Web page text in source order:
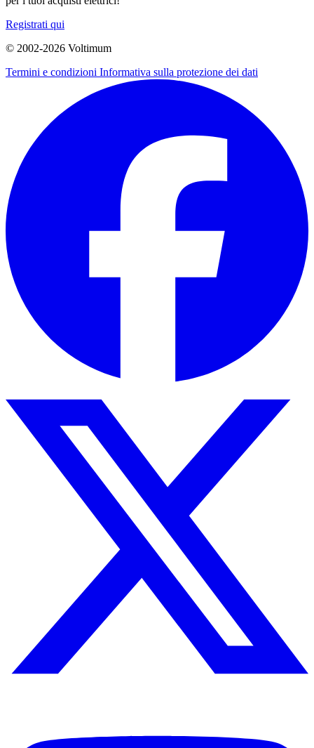
Registrati qui
© 2002-2026 Voltimum
Termini e condizioni Informativa sulla protezione dei dati